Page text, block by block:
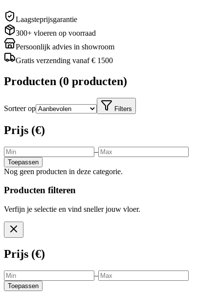
Laagsteprijsgarantie
300+ vloeren op voorraad
Persoonlijk advies in showroom
Gratis verzending vanaf € 1500
Producten (0 producten)
Sorteer op Filters
Prijs (€)
–
Toepassen
Nog geen producten in deze categorie.
Producten filteren
Verfijn je selectie en vind sneller jouw vloer.
Prijs (€)
–
Toepassen